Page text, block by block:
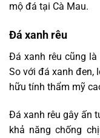
mộ đá tại Cà Mau.
Đá xanh rêu
Đá xanh rêu cũng
So với đá xanh đen,
hữu tính thẩm mỹ
Đá xanh rêu gây ấn
khả năng chống